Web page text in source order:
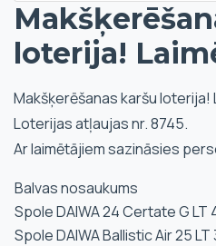
loterija!
Makšķerēšanas karšu loterija!
Loterijas atļaujas nr. 8745.
Ar laimētājiem sazināsies
Balvas nosaukums
Spole DAIWA 24 Certate G LT
Spole DAIWA Ballistic Air 25 LT